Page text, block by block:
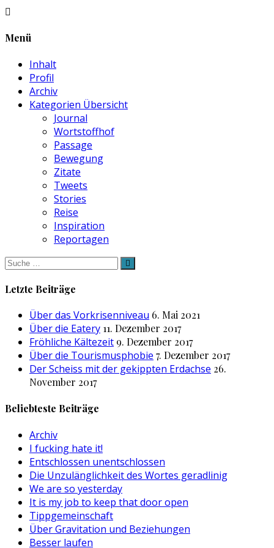
Menü
Inhalt
Profil
Archiv
Kategorien Übersicht
Journal
Wortstoffhof
Passage
Bewegung
Zitate
Tweets
Stories
Reise
Inspiration
Reportagen
Suche
nach:
Letzte Beiträge
Über das Vorkrisenniveau 6. Mai 2021
Über die Eatery 11. Dezember 2017
Fröhliche Kältezeit 9. Dezember 2017
Über die Tourismusphobie 7. Dezember 2017
Der Scheiss mit der gekippten Erdachse 26.
November 2017
Beliebteste Beiträge
Archiv
I fucking hate it!
Entschlossen unentschlossen
Die Unzulänglichkeit des Wortes geradlinig
We are so yesterday
It is my job to keep that door open
Tippgemeinschaft
Über Gravitation und Beziehungen
Besser laufen